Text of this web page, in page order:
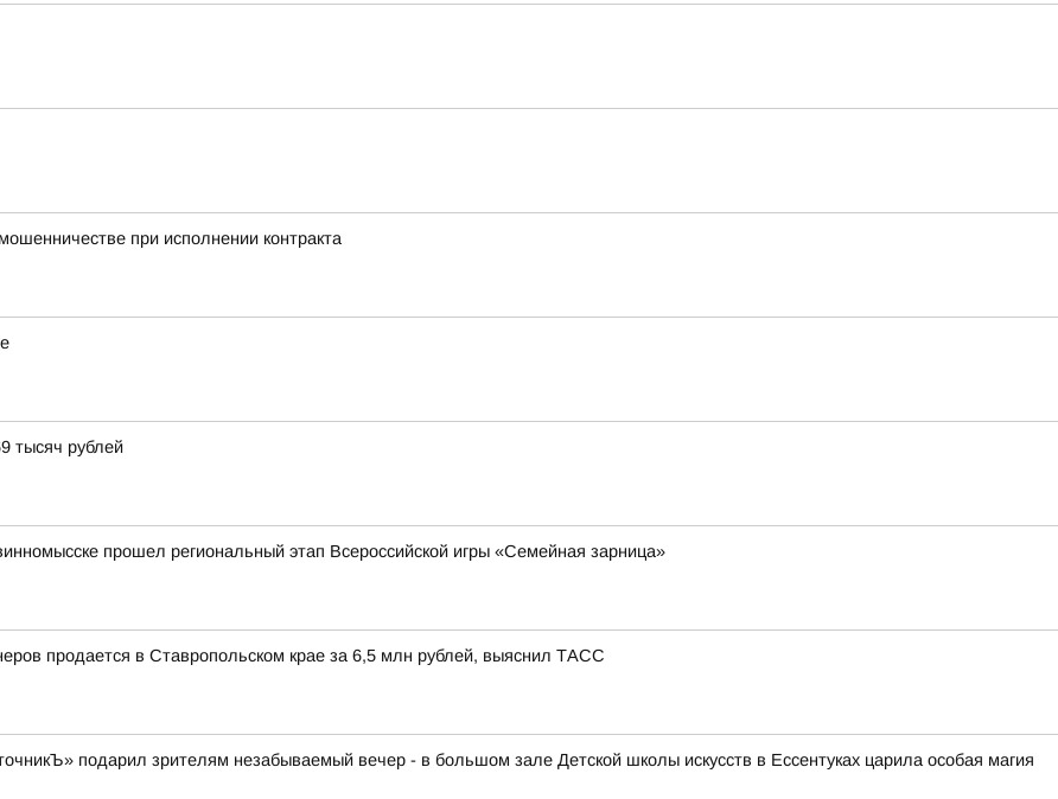
при исполнении контракта
тысяч рублей
прошел региональный этап Всероссийской игры «Семейная зарница»
продается в Ставропольском крае за 6,5 млн рублей, выяснил ТАСС
подарил зрителям незабываемый вечер - в большом зале Детской школы искусств в Ессентуках царила особая магия